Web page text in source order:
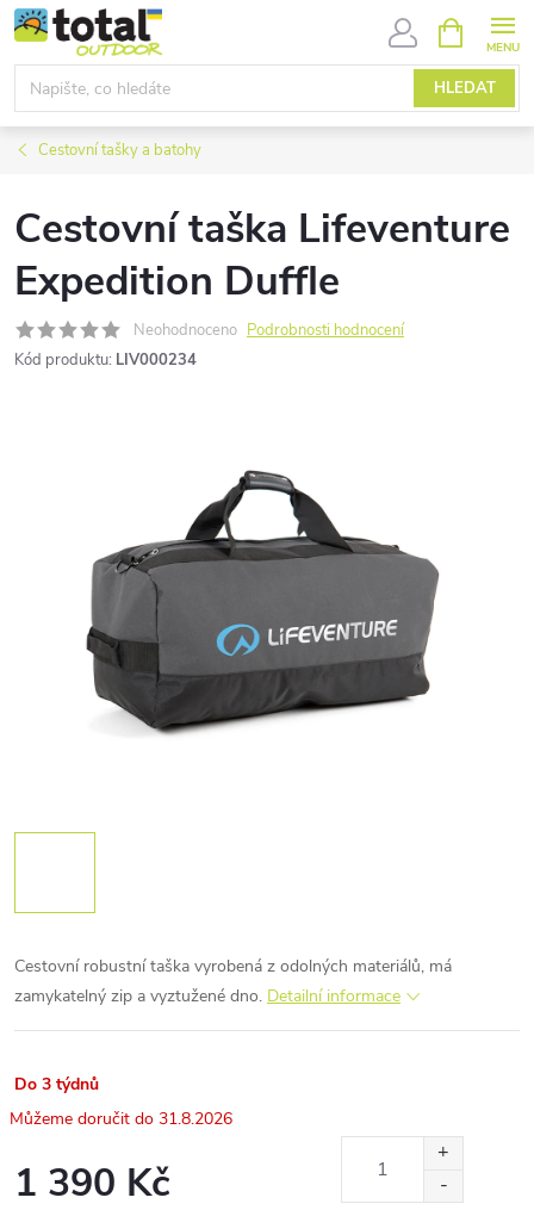
Přejít
na
obsah
HLEDAT
NÁKUPNÍ
KOŠÍK
Cestovní tašky a batohy
Cestovní taška Lifeventure
Expedition Duffle
Neohodnoceno Podrobnosti hodnocení
Kód produktu: LIV000234
Cestovní robustní taška vyrobená z odolných materiálů, má
zamykatelný zip a vyztužené dno. Detailní informace
Do 3 týdnů
31.8.2026
1 390 Kč